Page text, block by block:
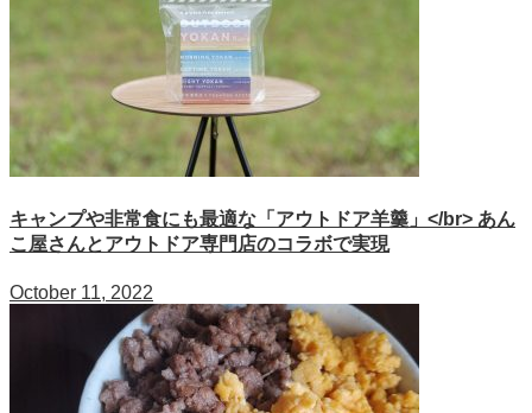
キャンプや非常食にも最適な「アウトドア羊羹」</br> あん
こ屋さんとアウトドア専門店のコラボで実現
October 11, 2022